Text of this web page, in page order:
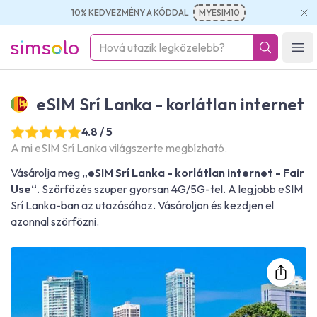
10% KEDVEZMÉNY A KÓDDAL MYESIM10
simsolo
eSIM Srí Lanka - korlátlan internet
4.8 / 5
A mi eSIM Srí Lanka világszerte megbízható.
Vásárolja meg „eSIM Srí Lanka - korlátlan internet - Fair
Use“. Szörfözés szuper gyorsan 4G/5G-tel. A legjobb eSIM
Srí Lanka-ban az utazásához. Vásároljon és kezdjen el
azonnal szörfözni.